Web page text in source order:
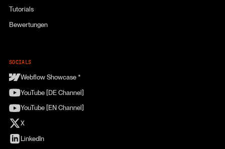
Tutorials
Bewertungen
SOCIALS
Webflow Showcase *
YouTube [DE Channel]
YouTube [EN Channel]
X
LinkedIn